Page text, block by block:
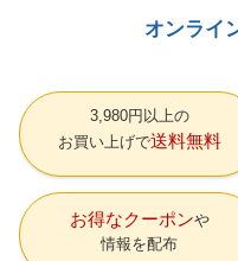
オンライ
3,980円以上の
お買い上げで送料無料
お得なクーポン
情報を配布